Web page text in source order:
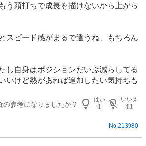
う頭打ちで成長を描けないから上がら
スピード感がまるで違うね、もちろん
し自身はポジションだいぶ減らしてる
いけど熱があれば追加したい気持ちも
の参考になりましたか？
はい
1
いいえ
11
No.213980